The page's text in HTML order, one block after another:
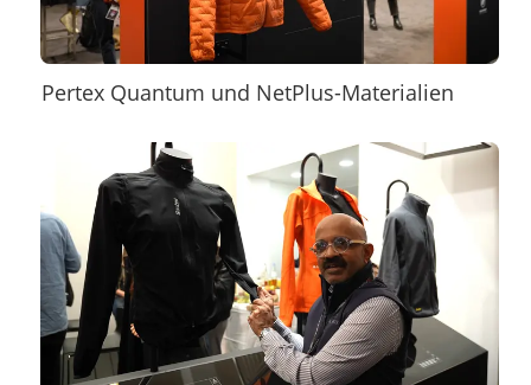
Pertex Quantum und NetPlus-Materialien